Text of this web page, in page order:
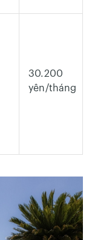
30.200
yên/tháng